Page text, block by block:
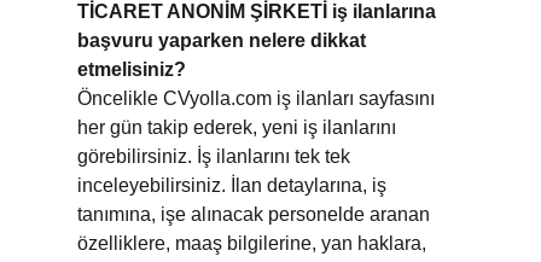
TİCARET ANONİM ŞİRKETİ iş ilanlarına
başvuru yaparken nelere dikkat
etmelisiniz?
Öncelikle CVyolla.com iş ilanları sayfasını
her gün takip ederek, yeni iş ilanlarını
görebilirsiniz. İş ilanlarını tek tek
inceleyebilirsiniz. İlan detaylarına, iş
tanımına, işe alınacak personelde aranan
özelliklere, maaş bilgilerine, yan haklara,